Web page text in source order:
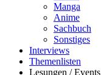
Manga
Anime
Sachbuch
Sonstiges
Interviews
Themenlisten
Lesungen / Events